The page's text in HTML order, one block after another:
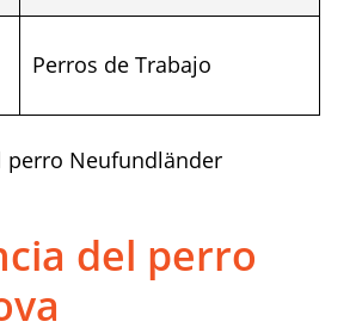
Perros de Trabajo
perro Neufundländer
del perro